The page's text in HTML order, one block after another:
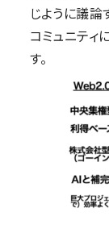
じように議論
コミュニテ
す。